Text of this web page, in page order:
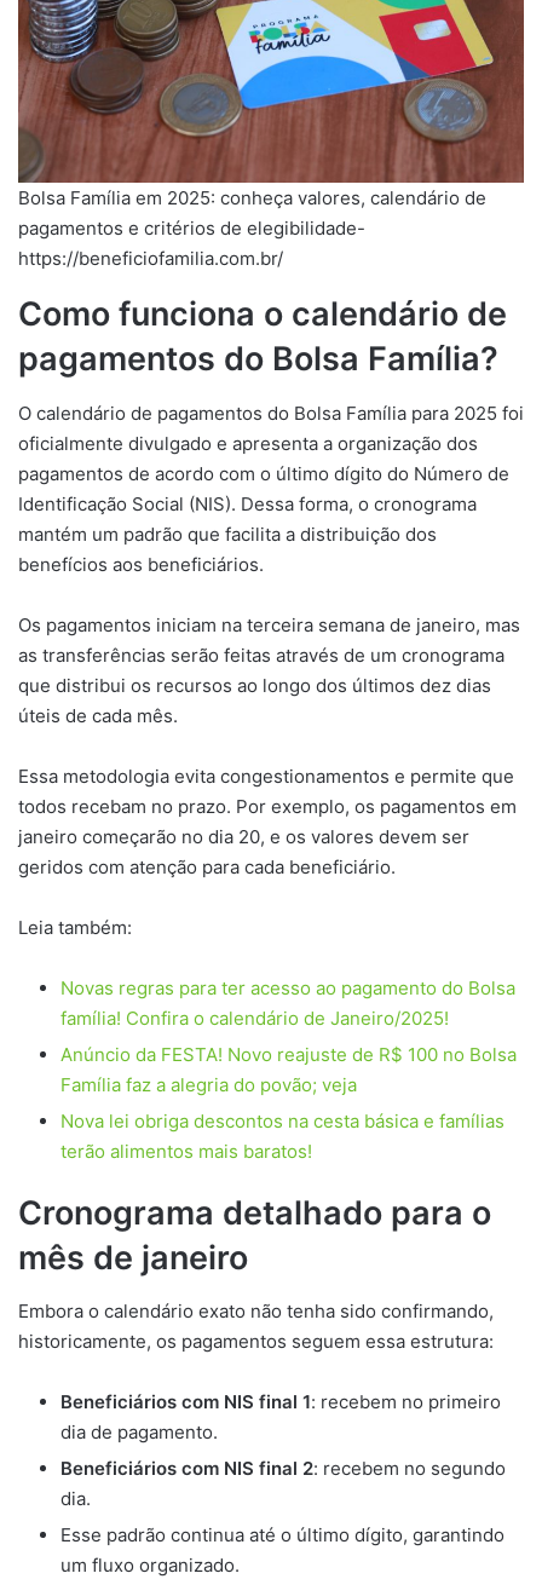
Bolsa Família em 2025: conheça valores, calendário de
pagamentos e critérios de elegibilidade-
https://beneficiofamilia.com.br/
Como funciona o calendário de
pagamentos do Bolsa Família?
O calendário de pagamentos do Bolsa Família para 2025 foi
oficialmente divulgado e apresenta a organização dos
pagamentos de acordo com o último dígito do Número de
Identificação Social (NIS). Dessa forma, o cronograma
mantém um padrão que facilita a distribuição dos
benefícios aos beneficiários.
Os pagamentos iniciam na terceira semana de janeiro, mas
as transferências serão feitas através de um cronograma
que distribui os recursos ao longo dos últimos dez dias
úteis de cada mês.
Essa metodologia evita congestionamentos e permite que
todos recebam no prazo. Por exemplo, os pagamentos em
janeiro começarão no dia 20, e os valores devem ser
geridos com atenção para cada beneficiário.
Leia também:
Novas regras para ter acesso ao pagamento do Bolsa
família! Confira o calendário de Janeiro/2025!
Anúncio da FESTA! Novo reajuste de R$ 100 no Bolsa
Família faz a alegria do povão; veja
Nova lei obriga descontos na cesta básica e famílias
terão alimentos mais baratos!
Cronograma detalhado para o
mês de janeiro
Embora o calendário exato não tenha sido confirmando,
historicamente, os pagamentos seguem essa estrutura:
Beneficiários com NIS final 1: recebem no primeiro
dia de pagamento.
Beneficiários com NIS final 2: recebem no segundo
dia.
Esse padrão continua até o último dígito, garantindo
um fluxo organizado.